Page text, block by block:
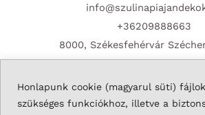
Honlapunk cookie (magyarul süti)
szükséges funkciókhoz, illetve a
+36209888663
8000, Székesfehérvár